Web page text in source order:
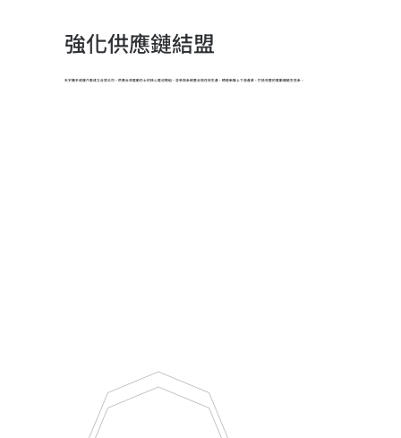
強化供應鏈結盟
天宇攜手成運汽車成立合資公司，供應台灣電動巴士的核心電池模組，並參與系統整合與在地生產，積極串聯上下游產業，打造完整的電動運輸生態系。